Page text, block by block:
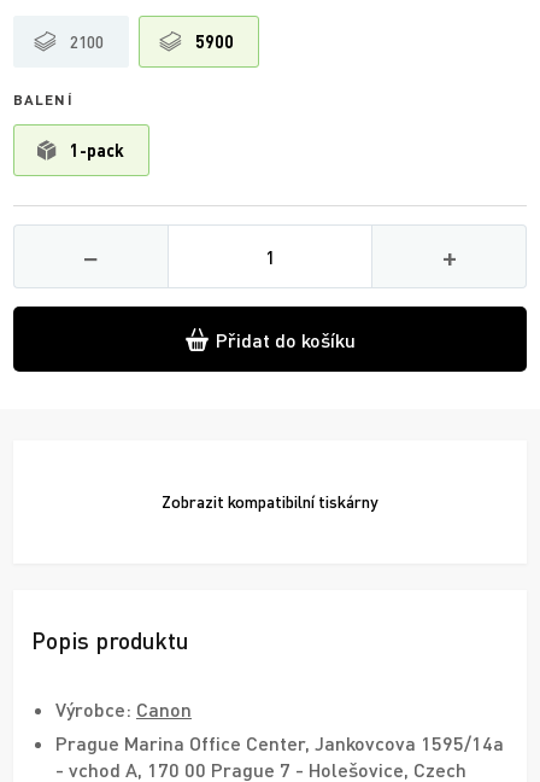
2100 5900
BALENÍ
1-pack
−
Množství
+
Přidat do košíku
Zobrazit kompatibilní tiskárny
Popis produktu
Výrobce: Canon
Prague Marina Office Center, Jankovcova 1595/14a
- vchod A, 170 00 Prague 7 - Holešovice, Czech